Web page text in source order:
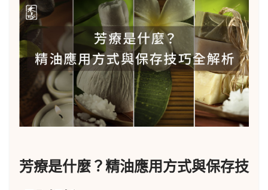
芳療是什麼？精油應用方式與保存技